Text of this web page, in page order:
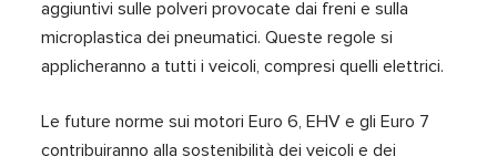
aggiuntivi sulle polveri provocate dai freni e sulla
microplastica dei pneumatici. Queste regole si
applicheranno a tutti i veicoli, compresi quelli elettrici.
Le future norme sui motori Euro 6, EHV e gli Euro 7
contribuiranno alla sostenibilità dei veicoli e dei